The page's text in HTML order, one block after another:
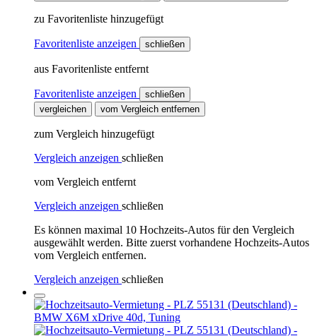
zu Favoritenliste hinzugefügt
Favoritenliste anzeigen schließen
aus Favoritenliste entfernt
Favoritenliste anzeigen
schließen
vergleichen
vom Vergleich entfernen
zum Vergleich hinzugefügt
Vergleich anzeigen schließen
vom Vergleich entfernt
Vergleich anzeigen schließen
Es können maximal 10 Hochzeits-Autos für den Vergleich
ausgewählt werden. Bitte zuerst vorhandene Hochzeits-Autos
vom Vergleich entfernen.
Vergleich anzeigen schließen